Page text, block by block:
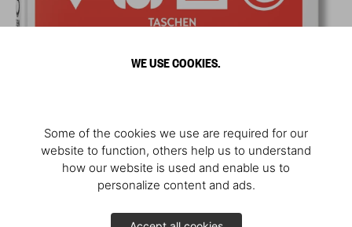
WE USE COOKIES.
Some of the cookies we use are required for our
website to function, others help us to understand
how our website is used and enable us to
personalize content and ads.